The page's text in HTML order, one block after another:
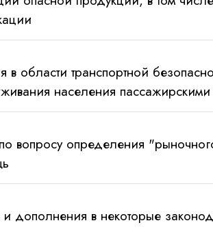
в области транспортной
населения
вопросу определения
дополнения в некоторые